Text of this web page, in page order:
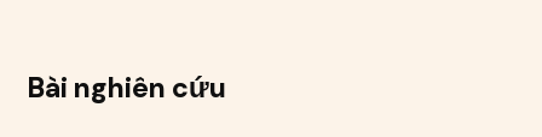
Bài nghiên cứu